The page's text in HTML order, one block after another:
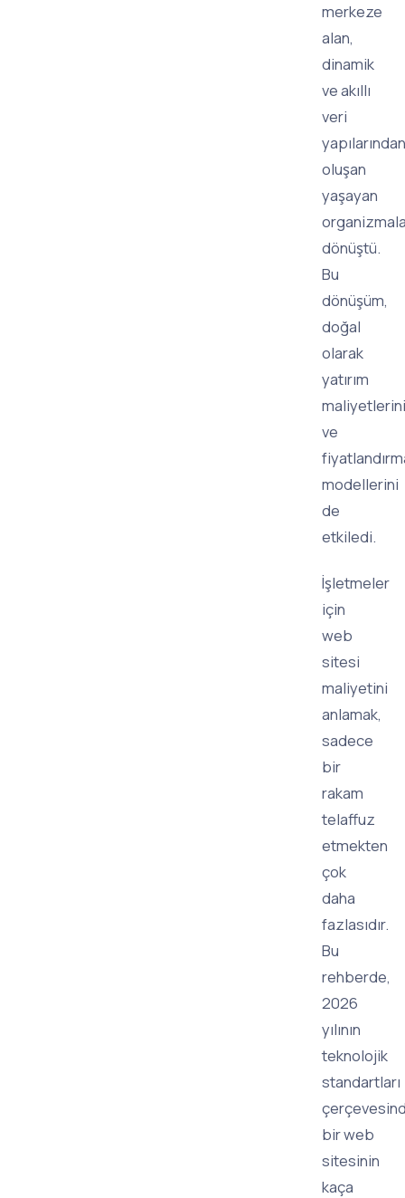
merkeze
alan,
dinamik
ve akıllı
veri
yapılarından
oluşan
yaşayan
dönüştü.
Bu
dönüşüm,
doğal
olarak
yatırım
maliyetlerini
ve
modellerini
de
etkiledi.
İşletmeler
için
web
sitesi
maliyetini
anlamak,
sadece
bir
rakam
telaffuz
etmekten
çok
daha
fazlasıdır.
Bu
rehberde,
2026
yılının
teknolojik
standartları
bir web
sitesinin
kaça